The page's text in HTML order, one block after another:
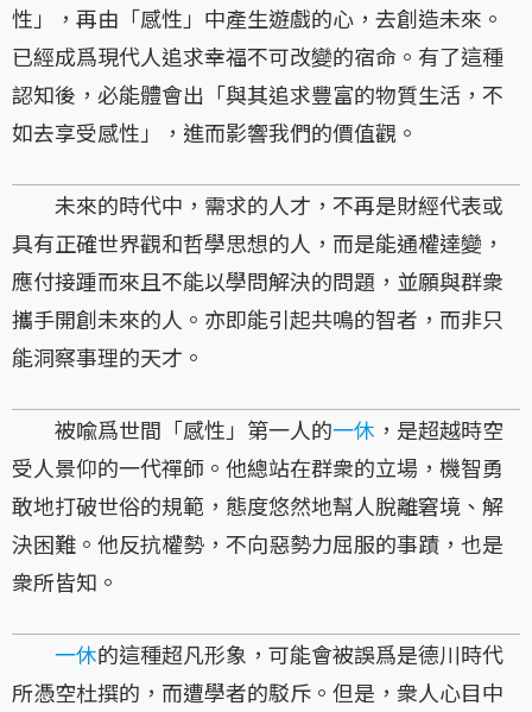
性」，再由「感性」中產生遊戲的心，去創造未來。
已經成爲現代人追求幸福不可改變的宿命。有了這種
認知後，必能體會出「與其追求豐富的物質生活，不
如去享受感性」，進而影響我們的價值觀。
未來的時代中，需求的人才，不再是財經代表或
具有正確世界觀和哲學思想的人，而是能通權達變，
應付接踵而來且不能以學問解決的問題，並願與群衆
攜手開創未來的人。亦即能引起共鳴的智者，而非只
能洞察事理的天才。
被喩爲世間「感性」第一人的一休 ，是超越時空
受人景仰的一代禪師。他總站在群衆的立場，機智勇
敢地打破世俗的規範，態度悠然地幫人脫離窘境、解
決困難。他反抗權勢，不向惡勢力屈服的事蹟，也是
衆所皆知。
一休的這種超凡形象，可能會被誤爲是德川時代
所憑空杜撰的，而遭學者的駁斥。但是，衆人心目中